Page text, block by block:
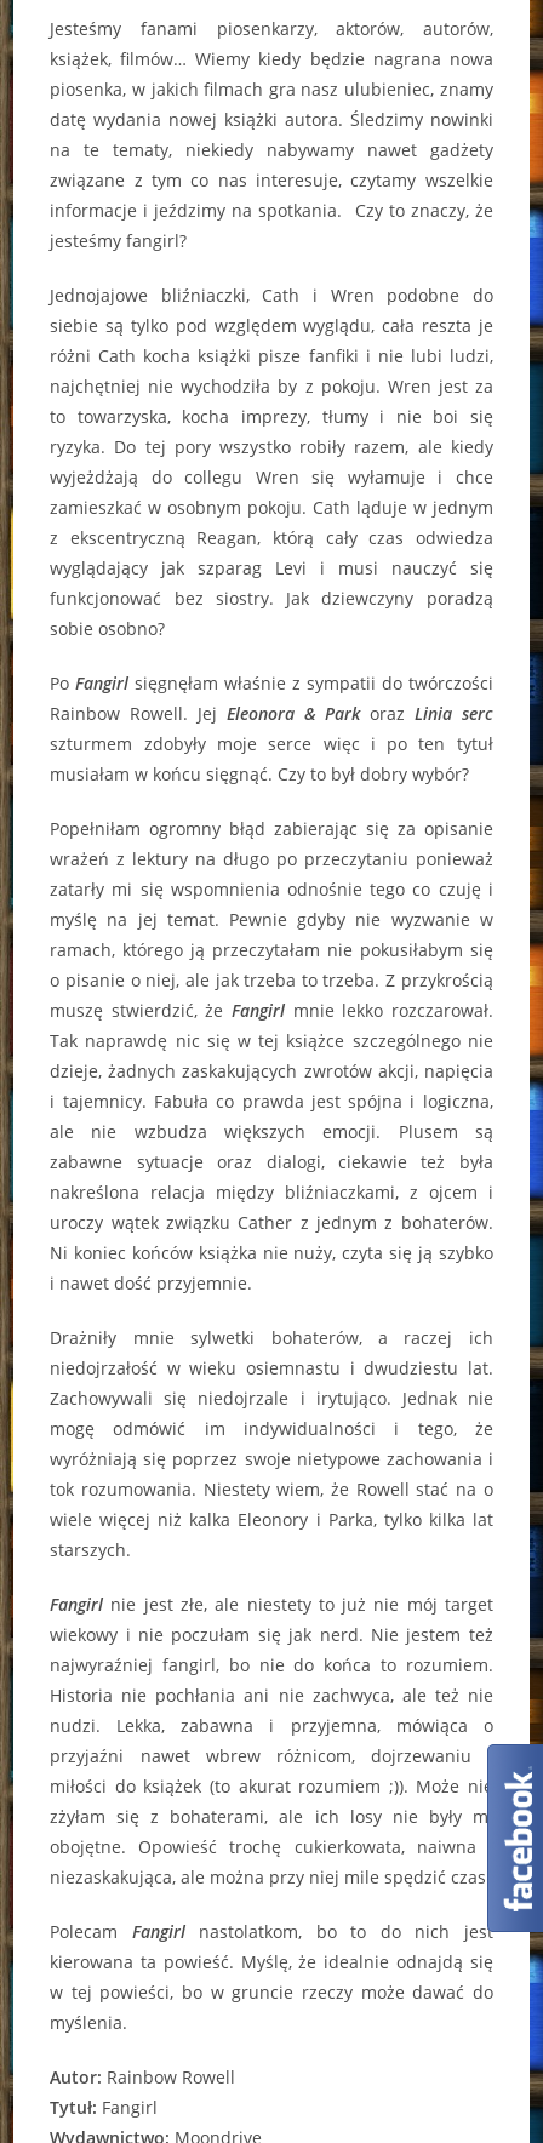
Jesteśmy fanami piosenkarzy, aktorów, autorów,
książek, filmów… Wiemy kiedy będzie nagrana nowa
piosenka, w jakich filmach gra nasz ulubieniec, znamy
datę wydania nowej książki autora. Śledzimy nowinki
na te tematy, niekiedy nabywamy nawet gadżety
związane z tym co nas interesuje, czytamy wszelkie
informacje i jeździmy na spotkania. Czy to znaczy, że
jesteśmy fangirl?
Jednojajowe bliźniaczki, Cath i Wren podobne do
siebie są tylko pod względem wyglądu, cała reszta je
różni Cath kocha książki pisze fanfiki i nie lubi ludzi,
najchętniej nie wychodziła by z pokoju. Wren jest za
to towarzyska, kocha imprezy, tłumy i nie boi się
ryzyka. Do tej pory wszystko robiły razem, ale kiedy
wyjeżdżają do collegu Wren się wyłamuje i chce
zamieszkać w osobnym pokoju. Cath ląduje w jednym
z ekscentryczną Reagan, którą cały czas odwiedza
wyglądający jak szparag Levi i musi nauczyć się
funkcjonować bez siostry. Jak dziewczyny poradzą
sobie osobno?
PoFangirl sięgnęłam właśnie z sympatii do twórczości
Rainbow Rowell. Jej Eleonora & Parkoraz Linia serc
szturmem zdobyły moje serce więc i po ten tytuł
musiałam w końcu sięgnąć. Czy to był dobry wybór?
Popełniłam ogromny błąd zabierając się za opisanie
wrażeń z lektury na długo po przeczytaniu ponieważ
zatarły mi się wspomnienia odnośnie tego co czuję i
myślę na jej temat. Pewnie gdyby nie wyzwanie w
ramach, którego ją przeczytałam nie pokusiłabym się
o pisanie o niej, ale jak trzeba to trzeba. Z przykrością
muszę stwierdzić, że Fangirl mnie lekko rozczarował.
Tak naprawdę nic się w tej książce szczególnego nie
dzieje, żadnych zaskakujących zwrotów akcji, napięcia
i tajemnicy. Fabuła co prawda jest spójna i logiczna,
ale nie wzbudza większych emocji. Plusem są
zabawne sytuacje oraz dialogi, ciekawie też była
nakreślona relacja między bliźniaczkami, z ojcem i
uroczy wątek związku Cather z jednym z bohaterów.
Ni koniec końców książka nie nuży, czyta się ją szybko
i nawet dość przyjemnie.
Drażniły mnie sylwetki bohaterów, a raczej ich
niedojrzałość w wieku osiemnastu i dwudziestu lat.
Zachowywali się niedojrzale i irytująco. Jednak nie
mogę odmówić im indywidualności i tego, że
wyróżniają się poprzez swoje nietypowe zachowania i
tok rozumowania. Niestety wiem, że Rowell stać na o
wiele więcej niż kalka Eleonory i Parka, tylko kilka lat
starszych.
Fangirl nie jest złe, ale niestety to już nie mój target
wiekowy i nie poczułam się jak nerd. Nie jestem też
najwyraźniej fangirl, bo nie do końca to rozumiem.
Historia nie pochłania ani nie zachwyca, ale też nie
nudzi. Lekka, zabawna i przyjemna, mówiąca o
przyjaźni nawet wbrew różnicom, dojrzewaniu i
miłości do książek (to akurat rozumiem ;)). Może nie
zżyłam się z bohaterami, ale ich losy nie były mi
obojętne. Opowieść trochę cukierkowata, naiwna i
niezaskakująca, ale można przy niej mile spędzić czas.
Polecam Fangirlnastolatkom, bo to do nich jest
kierowana ta powieść. Myślę, że idealnie odnajdą się
w tej powieści, bo w gruncie rzeczy może dawać do
myślenia.
Autor: Rainbow Rowell
Tytuł: Fangirl
Wydawnictwo: Moondrive